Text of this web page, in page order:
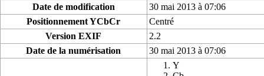
Date de modification
30 mai 2013 à 07:06
Positionnement YCbCr
Centré
Version EXIF
2.2
Date de la numérisation
30 mai 2013 à 07:06
Y